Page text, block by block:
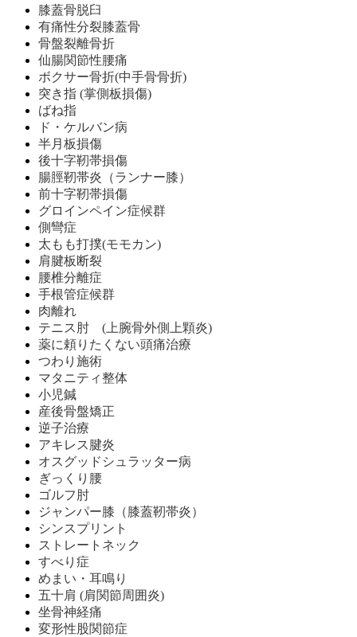
膝蓋骨脱臼
有痛性分裂膝蓋骨
骨盤裂離骨折
仙腸関節性腰痛
ボクサー骨折(中手骨骨折)
突き指 (掌側板損傷)
ばね指
ド・ケルバン病
半月板損傷
後十字靭帯損傷
腸脛靭帯炎（ランナー膝）
前十字靭帯損傷
グロインペイン症候群
側彎症
太もも打撲(モモカン)
肩腱板断裂
腰椎分離症
手根管症候群
肉離れ
テニス肘 (上腕骨外側上顆炎)
薬に頼りたくない頭痛治療
つわり施術
マタニティ整体
小児鍼
産後骨盤矯正
逆子治療
アキレス腱炎
オスグッドシュラッター病
ぎっくり腰
ゴルフ肘
ジャンパー膝（膝蓋靭帯炎）
シンスプリント
ストレートネック
すべり症
めまい・耳鳴り
五十肩 (肩関節周囲炎)
坐骨神経痛
変形性股関節症